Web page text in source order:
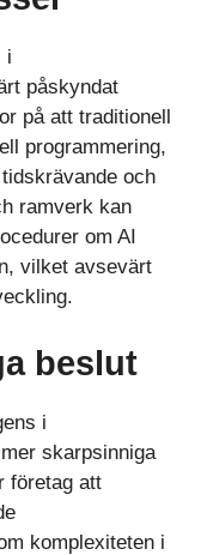
i
påskyndat
på att traditionell
programmering,
och
ramverk kan
om AI
vilket avsevärt
beslut
i
skarpsinniga
företag att
komplexiteten i